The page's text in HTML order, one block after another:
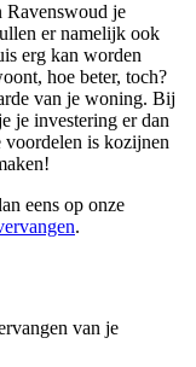
Ravenswoud je
er namelijk ook
erg kan worden
hoe beter, toch?
van je woning. Bij
je investering er dan
voordelen is kozijnen
eens op onze
.
van je